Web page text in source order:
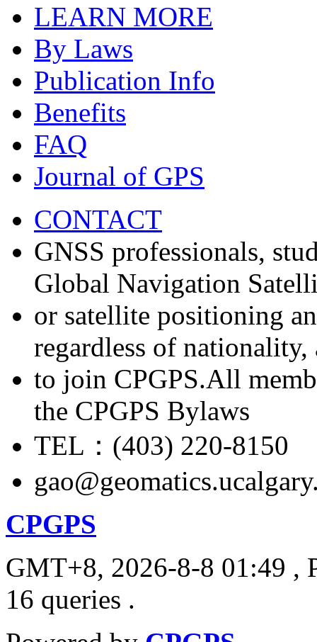
LEARN MORE
By Laws
Publication Info
Benefits
FAQ
Journal of GPS
CONTACT
GNSS professionals,
Global Navigation
or satellite positioning
regardless of nationality,
to join CPGPS.All
the CPGPS Bylaws
TEL：(403) 220-8150
CPGPS
GMT+8, 2026-8-8 01:49 ,
16 queries .